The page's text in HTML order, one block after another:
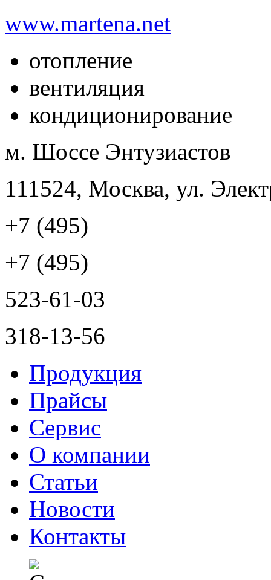
www.martena.net
отопление
вентиляция
кондиционирование
м. Шоссе Энтузиастов
111524, Москва, ул.
+7 (495)
+7 (495)
523-61-03
318-13-56
Продукция
Прайсы
Сервис
О компании
Статьи
Новости
Контакты